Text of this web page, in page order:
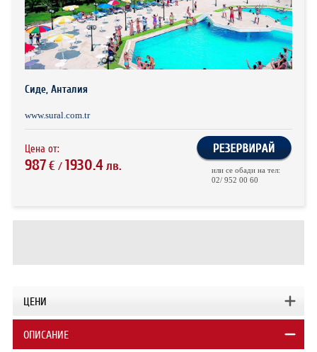
ЗА НАС
КОНТАКТИ
ОБЩИ УСЛОВИЯ ПАКЕТНИ
ПЪТУВАНИЯ
ПОЛИТИКА ЗА ПОВЕРИТЕЛНОСТ
Сиде, Анталия
www.sural.com.tr
Цена от:
987€/ 1930.4лв.
или се обади на тел:
02/ 952 00 60
ЦЕНИ
ОПИСАНИЕ